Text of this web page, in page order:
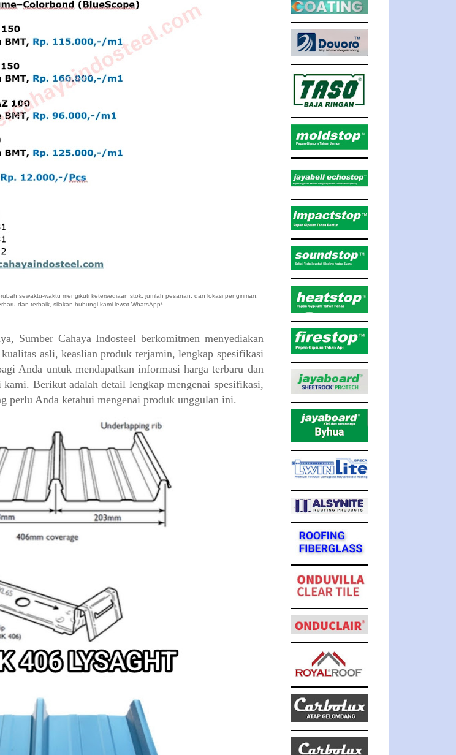
sewaktu-waktu mengikuti ketersediaan stok, jumlah pesanan, dan lokasi pengiriman.
dan terbaik, silakan hubungi kami lewat WhatsApp*
Sumber Cahaya Indosteel berkomitmen menyediakan
asli, keaslian produk terjamin, lengkap spesifikasi
Anda untuk mendapatkan informasi harga terbaru dan
kami. Berikut adalah detail lengkap mengenai spesifikasi,
perlu Anda ketahui mengenai produk unggulan ini.